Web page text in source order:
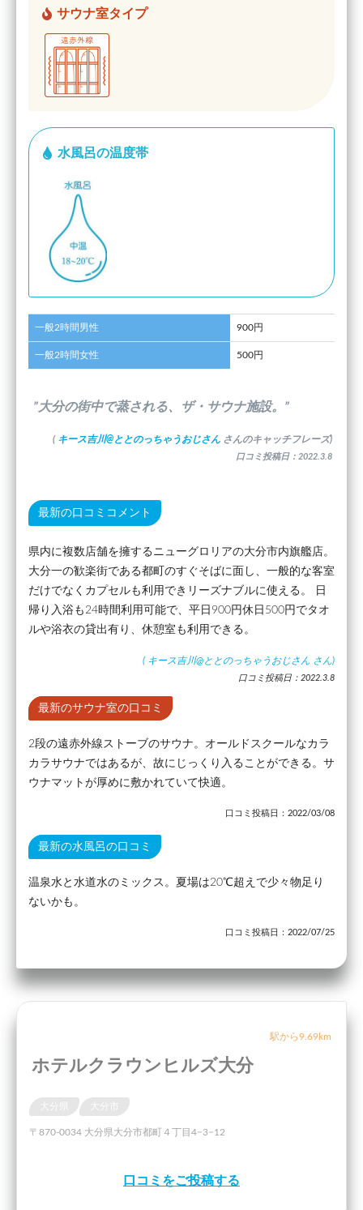
サウナ室タイプ
水風呂の温度帯
一般2時間男性 900円
一般2時間女性 500円
”大分の街中で蒸される、ザ・サウナ施設。”
( キース吉川@ととのっちゃうおじさん さんのキャッチフレーズ)
口コミ投稿日：2022.3.8
最新の口コミコメント
県内に複数店舗を擁するニューグロリアの大分市内旗艦店。
大分一の歓楽街である都町のすぐそばに面し、一般的な客室
だけでなくカプセルも利用できリーズナブルに使える。 日
帰り入浴も24時間利用可能で、平日900円休日500円でタオ
ルや浴衣の貸出有り、休憩室も利用できる。
( キース吉川@ととのっちゃうおじさん さん)
口コミ投稿日：2022.3.8
最新のサウナ室の口コミ
2段の遠赤外線ストーブのサウナ。オールドスクールなカラ
カラサウナではあるが、故にじっくり入ることができる。サ
ウナマットが厚めに敷かれていて快適。
口コミ投稿日：2022/03/08
最新の水風呂の口コミ
温泉水と水道水のミックス。夏場は20℃超えで少々物足り
ないかも。
口コミ投稿日：2022/07/25
駅から9.69km
ホテルクラウンヒルズ大分
〒870-0034 大分県大分市都町４丁目4−3−12
口コミをご投稿する